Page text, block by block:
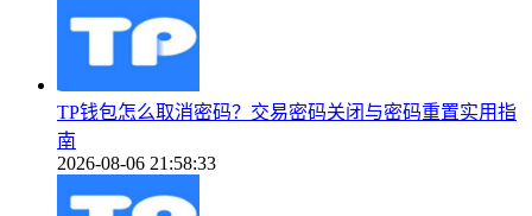
TP钱包怎么取消密码？交易密码关闭与密码重置实用指
南
2026-08-06 21:58:33